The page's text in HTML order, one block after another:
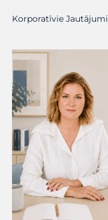
Korporatīvie Jautājumi